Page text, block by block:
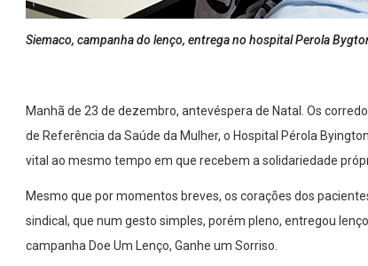
Siemaco, campanha do lenço, entrega no hospital Perola
Manhã de 23 de dezembro, antevéspera de Natal. Os
de Referência da Saúde da Mulher, o Hospital Pérola
vital ao mesmo tempo em que recebem a solidariedade
Mesmo que por momentos breves, os corações dos
sindical, que num gesto simples, porém pleno, entregou
campanha Doe Um Lenço, Ganhe um Sorriso.